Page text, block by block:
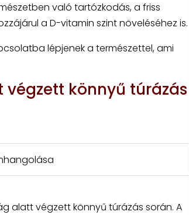
való tartózkodás, a friss
a D-vitamin szint növeléséhez is.
lépjenek a természettel, ami
végzett könnyű túrázás
alatt végzett könnyű túrázás során. A